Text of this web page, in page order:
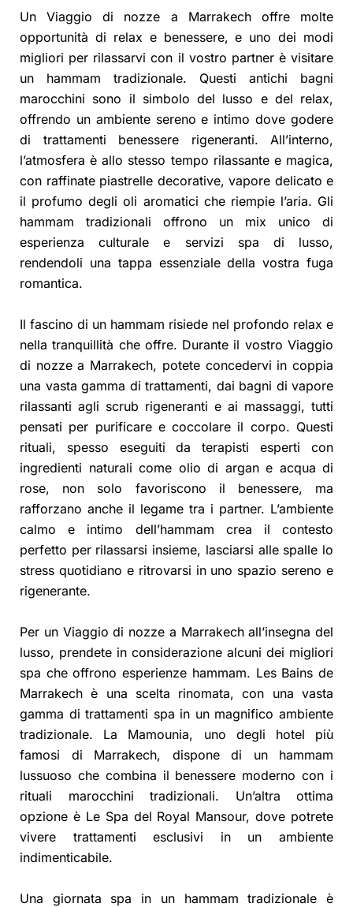
Un Viaggio di nozze a Marrakech offre molte
opportunità di relax e benessere, e uno dei modi
migliori per rilassarvi con il vostro partner è visitare
un hammam tradizionale. Questi antichi bagni
marocchini sono il simbolo del lusso e del relax,
offrendo un ambiente sereno e intimo dove godere
di trattamenti benessere rigeneranti. All’interno,
l’atmosfera è allo stesso tempo rilassante e magica,
con raffinate piastrelle decorative, vapore delicato e
il profumo degli oli aromatici che riempie l’aria. Gli
hammam tradizionali offrono un mix unico di
esperienza culturale e servizi spa di lusso,
rendendoli una tappa essenziale della vostra fuga
romantica.
Il fascino di un hammam risiede nel profondo relax e
nella tranquillità che offre. Durante il vostro Viaggio
di nozze a Marrakech, potete concedervi in coppia
una vasta gamma di trattamenti, dai bagni di vapore
rilassanti agli scrub rigeneranti e ai massaggi, tutti
pensati per purificare e coccolare il corpo. Questi
rituali, spesso eseguiti da terapisti esperti con
ingredienti naturali come olio di argan e acqua di
rose, non solo favoriscono il benessere, ma
rafforzano anche il legame tra i partner. L’ambiente
calmo e intimo dell’hammam crea il contesto
perfetto per rilassarsi insieme, lasciarsi alle spalle lo
stress quotidiano e ritrovarsi in uno spazio sereno e
rigenerante.
Per un Viaggio di nozze a Marrakech all’insegna del
lusso, prendete in considerazione alcuni dei migliori
spa che offrono esperienze hammam. Les Bains de
Marrakech è una scelta rinomata, con una vasta
gamma di trattamenti spa in un magnifico ambiente
tradizionale. La Mamounia, uno degli hotel più
famosi di Marrakech, dispone di un hammam
lussuoso che combina il benessere moderno con i
rituali marocchini tradizionali. Un’altra ottima
opzione è Le Spa del Royal Mansour, dove potrete
vivere trattamenti esclusivi in un ambiente
indimenticabile.
Una giornata spa in un hammam tradizionale è